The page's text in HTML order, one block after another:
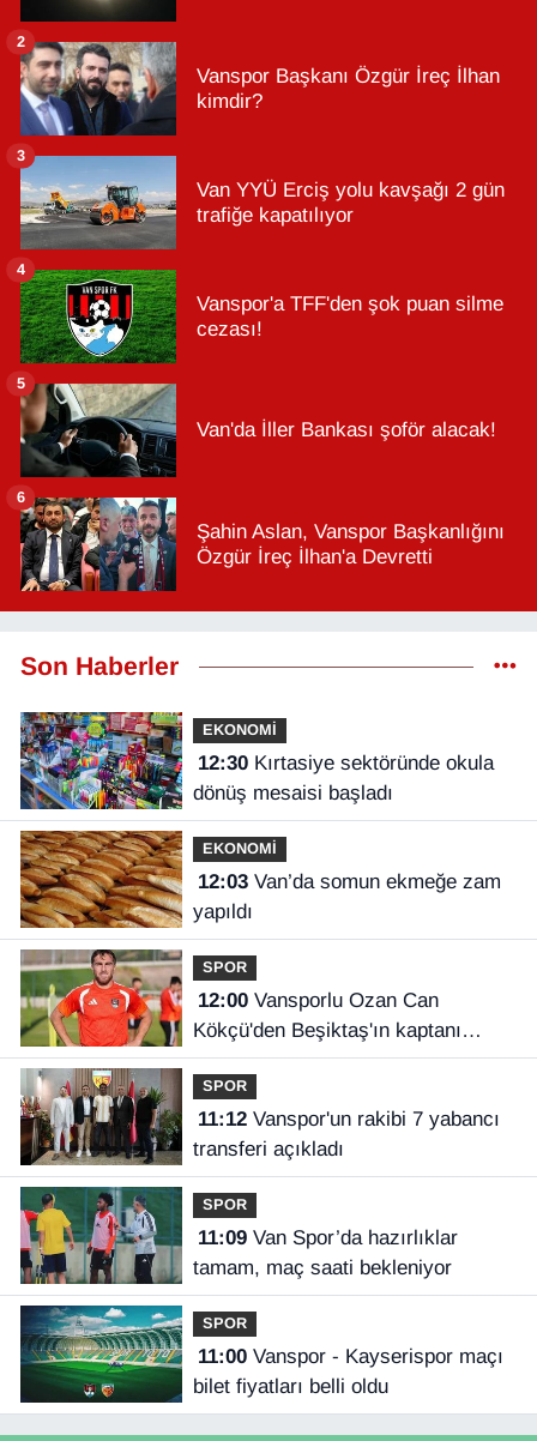
Vanspor Başkanı Özgür İreç İlhan
kimdir?
2
Van YYÜ Erciş yolu kavşağı 2 gün
trafiğe kapatılıyor
3
Vanspor'a TFF'den şok puan silme
cezası!
4
Van'da İller Bankası şoför alacak!
5
Şahin Aslan, Vanspor Başkanlığını
Özgür İreç İlhan'a Devretti
6
Son Haberler
EKONOMİ
12:30Kırtasiye sektöründe okula
dönüş mesaisi başladı
EKONOMİ
12:03Van’da somun ekmeğe zam
yapıldı
SPOR
12:00Vansporlu Ozan Can
Kökçü'den Beşiktaş'ın kaptanı
kardeşi Orkun'a destek
SPOR
11:12Vanspor'un rakibi 7 yabancı
transferi açıkladı
SPOR
11:09Van Spor’da hazırlıklar
tamam, maç saati bekleniyor
SPOR
11:00Vanspor - Kayserispor maçı
bilet fiyatları belli oldu